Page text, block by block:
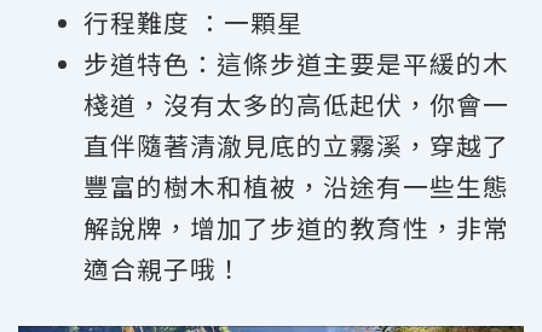
行程難度 ：一顆星
步道特色：這條步道主要是平緩的木
棧道，沒有太多的高低起伏，你會一
直伴隨著清澈見底的立霧溪，穿越了
豐富的樹木和植被，沿途有一些生態
解說牌，增加了步道的教育性，非常
適合親子哦！